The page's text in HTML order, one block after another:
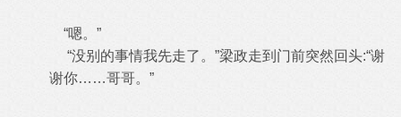
“嗯。”
“没别的事情我先走了。”梁政走到门前突然回头:“谢
谢你……哥哥。”